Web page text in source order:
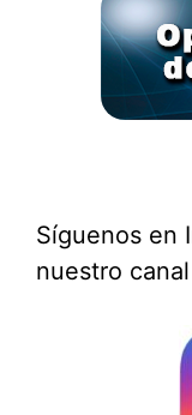
Síguenos en
nuestro canal